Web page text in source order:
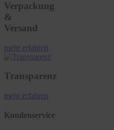
Verpackung
&
Versand
mehr erfahren
Transparenz
mehr erfahren
Kundenservice